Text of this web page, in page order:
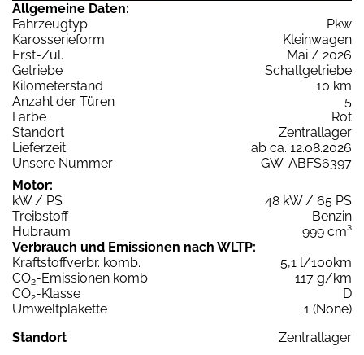
Allgemeine Daten:
Fahrzeugtyp
Pkw
Karosserieform
Kleinwagen
Erst-Zul.
Mai / 2026
Getriebe
Schaltgetriebe
Kilometerstand
10 km
Anzahl der Türen
5
Farbe
Rot
Standort
Zentrallager
Lieferzeit
ab ca. 12.08.2026
Unsere Nummer
GW-ABFS6397
Motor:
kW / PS
48 kW / 65 PS
Treibstoff
Benzin
Hubraum
999 cm³
Verbrauch und Emissionen nach WLTP:
Kraftstoffverbr. komb.
5,1 l/100km
CO2-Emissionen komb.
117 g/km
CO2-Klasse
D
Umweltplakette
1 (None)
Standort
Zentrallager